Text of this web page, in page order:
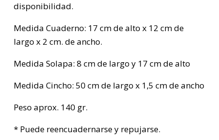
disponibilidad.
Medida Cuaderno: 17 cm de alto x 12 cm de
largo x 2 cm. de ancho.
Medida Solapa: 8 cm de largo y 17 cm de alto
Medida Cincho: 50 cm de largo x 1,5 cm de ancho
Peso aprox. 140 gr.
* Puede reencuadernarse y repujarse.